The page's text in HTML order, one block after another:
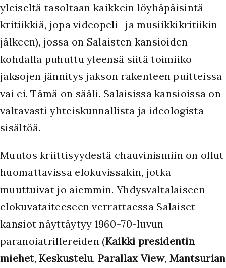
yleiseltä tasoltaan kaikkein löyhäpäisintä
kritiikkiä, jopa videopeli- ja musiikkikritiikin
jälkeen), jossa on Salaisten kansioiden
kohdalla puhuttu yleensä siitä toimiiko
jaksojen jännitys jakson rakenteen puitteissa
vai ei. Tämä on sääli. Salaisissa kansioissa on
valtavasti yhteiskunnallista ja ideologista
sisältöä.
Muutos kriittisyydestä chauvinismiin on ollut
huomattavissa elokuvissakin, jotka
muuttuivat jo aiemmin. Yhdysvaltalaiseen
elokuvataiteeseen verrattaessa Salaiset
kansiot näyttäytyy 1960–70-luvun
paranoiatrillereiden (Kaikki presidentin
miehet,Keskustelu, Parallax View, Mantsurian